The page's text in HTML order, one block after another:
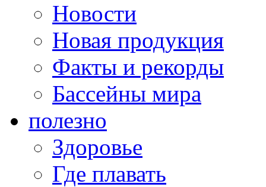
Новости
Новая продукция
Факты и рекорды
Бассейны мира
полезно
Здоровье
Где плавать